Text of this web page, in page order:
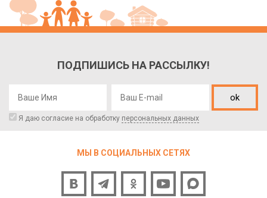
ПОДПИШИСЬ НА РАССЫЛКУ!
ok
Я даю согласие на обработку персональных данных
МЫ В СОЦИАЛЬНЫХ СЕТЯХ